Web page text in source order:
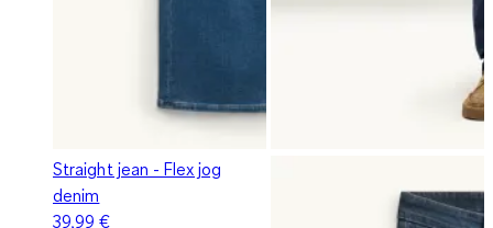
Straight jean - Flex jog
denim
39,99 €